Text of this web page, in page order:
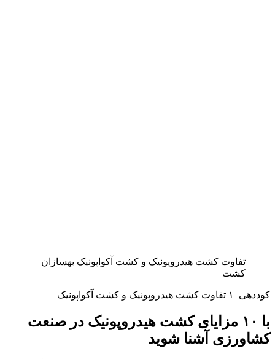
تفاوت کشت هیدروپونیک و کشت آکواپونیک بهسازان
کشت
کوددهی ۱ تفاوت کشت هیدروپونیک و کشت آکواپونیک
با ۱۰ مزایای کشت هیدروپونیک در صنعت
کشاورزی آشنا شوید